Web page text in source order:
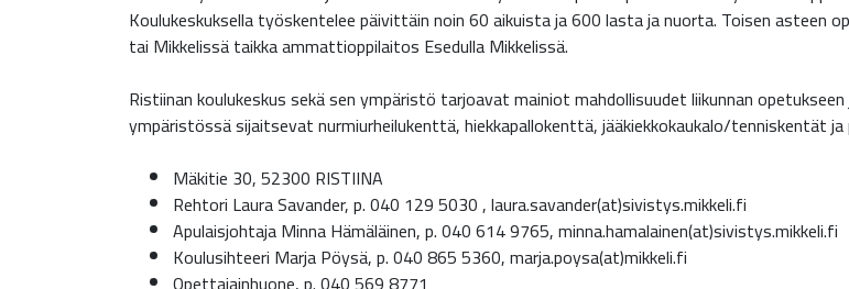
Koulukeskuksella työskentelee päivittäin noin 60 aikuista ja 600 lasta ja nuorta. Toisen asteen
tai Mikkelissä taikka ammattioppilaitos Esedulla Mikkelissä.
Ristiinan koulukeskus sekä sen ympäristö tarjoavat mainiot mahdollisuudet liikunnan
ympäristössä sijaitsevat nurmiurheilukenttä, hiekkapallokenttä, jääkiekkokaukalo/tenniskentät
Mäkitie 30, 52300 RISTIINA
Rehtori Laura Savander, p. 040 129 5030 , laura.savander(at)sivistys.mikkeli.fi
Apulaisjohtaja Minna Hämäläinen, p. 040 614 9765, minna.hamalainen(at)sivistys.mikkeli.fi
Koulusihteeri Marja Pöysä, p. 040 865 5360, marja.poysa(at)mikkeli.fi